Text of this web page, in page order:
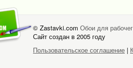
© Zastavki.com Обои для
Сайт создан в 2005 году
Пользовательское соглашение |